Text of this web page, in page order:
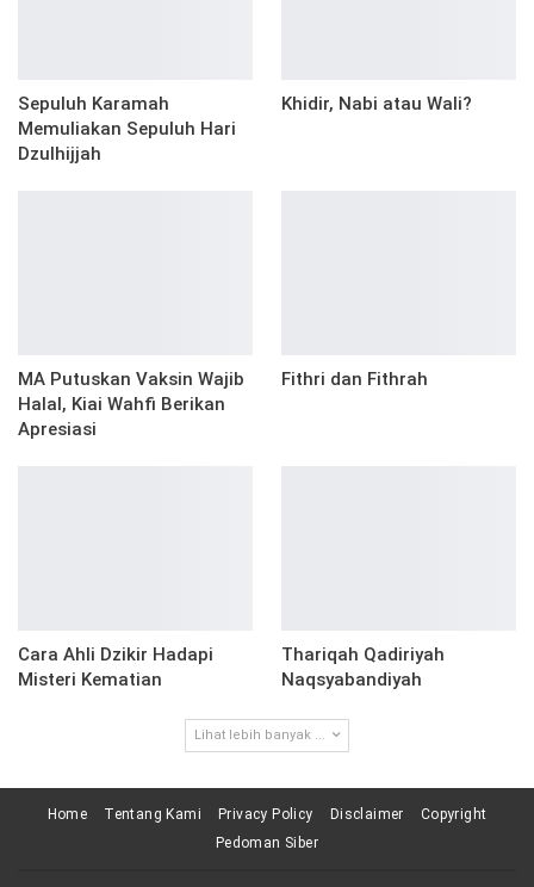
Sepuluh Karamah
Memuliakan Sepuluh Hari
Dzulhijjah
Khidir, Nabi atau Wali?
MA Putuskan Vaksin Wajib
Halal, Kiai Wahfi Berikan
Apresiasi
Fithri dan Fithrah
Cara Ahli Dzikir Hadapi
Misteri Kematian
Thariqah Qadiriyah
Naqsyabandiyah
Lihat lebih banyak ...
Home Tentang Kami Privacy Policy Disclaimer
Copyright
Pedoman Siber